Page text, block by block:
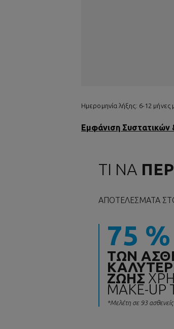
Ημερομηνία λήξης: 6-12 μήνες
Εμφάνιση
ΤΙ ΝΑ
ΑΠΟΤΕΛΈΣΜΑΤΑ
75 %
ΤΩΝ
ΖΩΗΣ
MAKE-UP
*Μελέτη σε 93